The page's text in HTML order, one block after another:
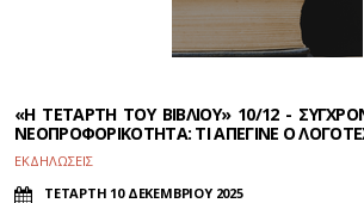
«Η ΤΕΤΑΡΤΗ ΤΟΥ ΒΙΒΛΙΟΥ» 10/12 -
ΝΕΟΠΡΟΦΟΡΙΚΟΤΗΤΑ: ΤΙ ΑΠΕΓΙΝΕ Ο
ΕΚΔΗΛΩΣΕΙΣ
ΤΕΤΑΡΤΗ 10 ΔΕΚΕΜΒΡΙΟΥ 2025